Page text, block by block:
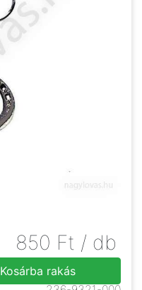
850 Ft / db
Kosárba rakás